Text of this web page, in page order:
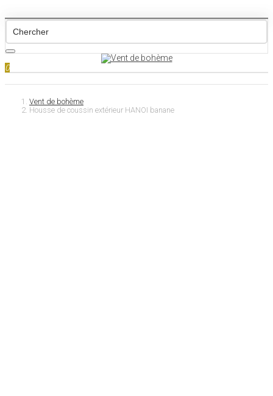
0
Vent de bohème
Housse de coussin extérieur HANOI banane